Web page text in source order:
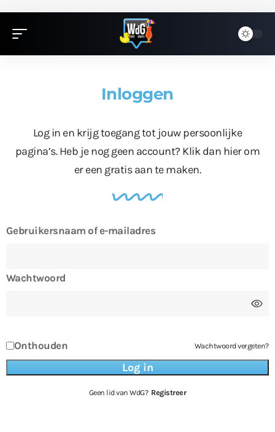
Inloggen
Log in en krijg toegang tot jouw persoonlijke
pagina’s. Heb je nog geen account? Klik dan hierom
er een gratis aan te maken.
Gebruikersnaam of e-mailadres
Wachtwoord
Onthouden Wachtwoord vergeten?
Geen lid van WdG? Registreer